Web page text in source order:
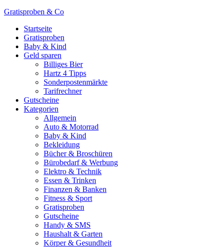
Gratisproben & Co
Startseite
Gratisproben
Baby & Kind
Geld sparen
Billiges Bier
Hartz 4 Tipps
Sonderpostenmärkte
Tarifrechner
Gutscheine
Kategorien
Allgemein
Auto & Motorrad
Baby & Kind
Bekleidung
Bücher & Broschüren
Bürobedarf & Werbung
Elektro & Technik
Essen & Trinken
Finanzen & Banken
Fitness & Sport
Gratisproben
Gutscheine
Handy & SMS
Haushalt & Garten
Körper & Gesundheit